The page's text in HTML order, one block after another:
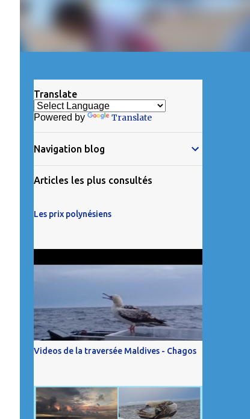
Translate
Powered by Translate
Navigation blog
Articles les plus consultés
Les prix polynésiens
Videos de la traversée Maldives - Chagos